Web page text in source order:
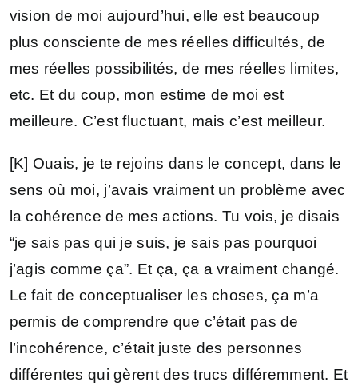
vision de moi aujourd’hui, elle est beaucoup
plus consciente de mes réelles difficultés, de
mes réelles possibilités, de mes réelles limites,
etc. Et du coup, mon estime de moi est
meilleure. C’est fluctuant, mais c’est meilleur.
[K] Ouais, je te rejoins dans le concept, dans le
sens où moi, j’avais vraiment un problème avec
la cohérence de mes actions. Tu vois, je disais
“je sais pas qui je suis, je sais pas pourquoi
j’agis comme ça”. Et ça, ça a vraiment changé.
Le fait de conceptualiser les choses, ça m’a
permis de comprendre que c’était pas de
l’incohérence, c’était juste des personnes
différentes qui gèrent des trucs différemment. Et